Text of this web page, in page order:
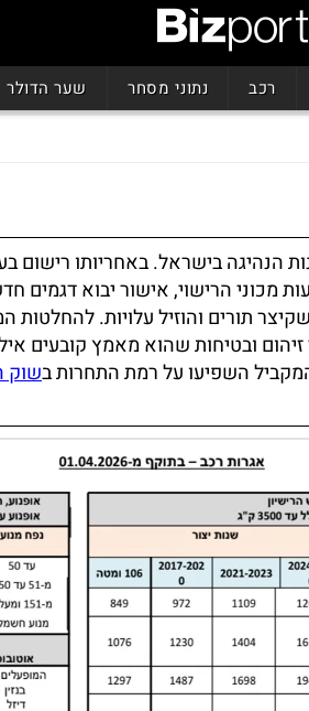
רכב נתוני מסחר שער הדולר
הנהיגה בישראל. באחריותו רישום
מכוני הרישוי, אישור יבוא דגמים
תורים והוזיל עלויות. להחלטות
ובטיחות שהוא מאמץ קובעים
המקביל השפיעו על רמת התחרות בשוק